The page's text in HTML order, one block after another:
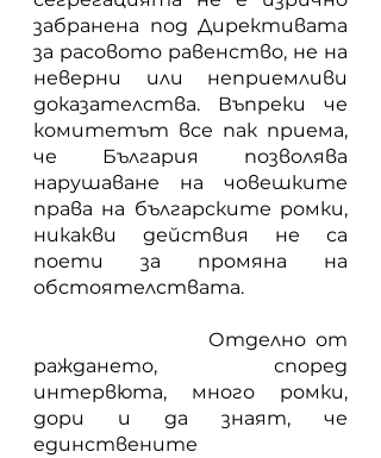
забранена под Директивата
за расовото равенство, не на
неверни или неприемливи
доказателства. Въпреки че
комитетът все пак приема,
че България позволява
нарушаване на човешките
права на българските ромки,
никакви действия не са
поети за промяна на
обстоятелствата.
раждането, според
интервюта, много ромки,
дори и да знаят, че
единствените